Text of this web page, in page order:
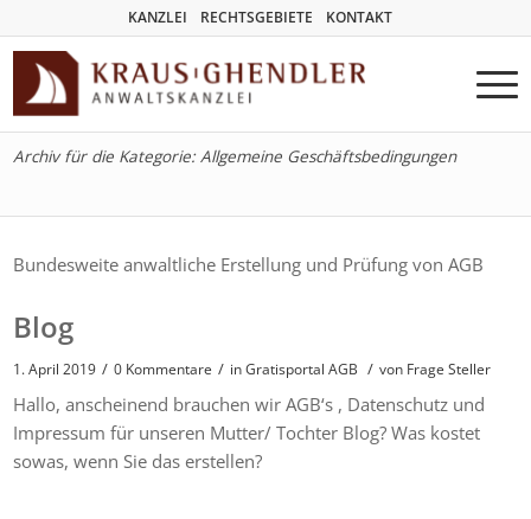
KANZLEI RECHTSGEBIETE KONTAKT
Archiv für die Kategorie: Allgemeine Geschäftsbedingungen
Bundesweite anwaltliche Erstellung und Prüfung von AGB
Blog
1. April 2019 / 0 Kommentare / inGratisportal AGB / von Frage Steller
Hallo, anscheinend brauchen wir AGB‘s , Datenschutz und
Impressum für unseren Mutter/ Tochter Blog? Was kostet
sowas, wenn Sie das erstellen?